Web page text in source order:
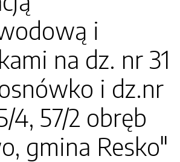
i
na dz. nr 31
i dz.nr
4, 57/2 obręb
gmina Resko"